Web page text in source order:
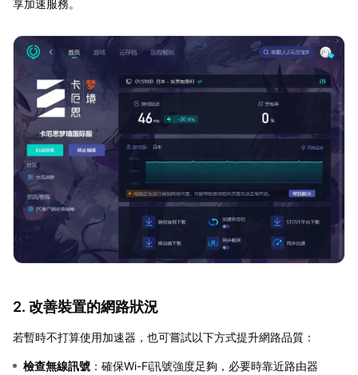
享加速服務。
2. 改善裝置的網路狀況
若暫時不打算使用加速器，也可嘗試以下方式提升網路品質：
檢查無線訊號 ：確保Wi-Fi訊號強度足夠，必要時靠近路由器